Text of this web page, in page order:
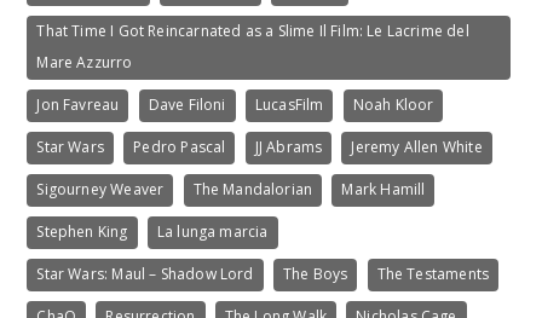
That Time I Got Reincarnated as a Slime Il Film: Le Lacrime del
Mare Azzurro
Jon Favreau Dave Filoni LucasFilm Noah Kloor
Star Wars Pedro Pascal JJ Abrams Jeremy Allen White
Sigourney Weaver The Mandalorian Mark Hamill
Stephen King La lunga marcia
Star Wars: Maul – Shadow Lord The Boys The Testaments